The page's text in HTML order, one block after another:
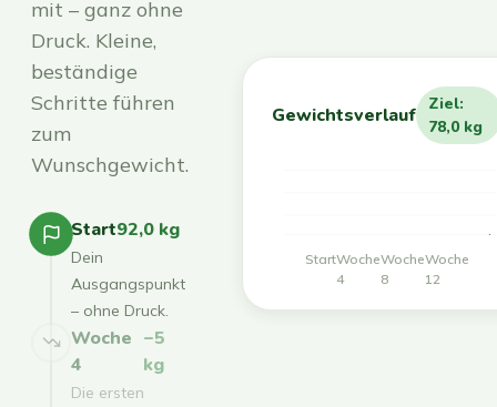
mit – ganz ohne
Druck. Kleine,
beständige
Schritte führen
zum
Wunschgewicht.
Start92,0 kg
Dein
Ausgangspunkt
– ohne Druck.
Woche
4
−5
kg
Die ersten
Gewichtsverlauf
Ziel:
78,0 kg
StartWoche
4
Woche
8
Woche
12